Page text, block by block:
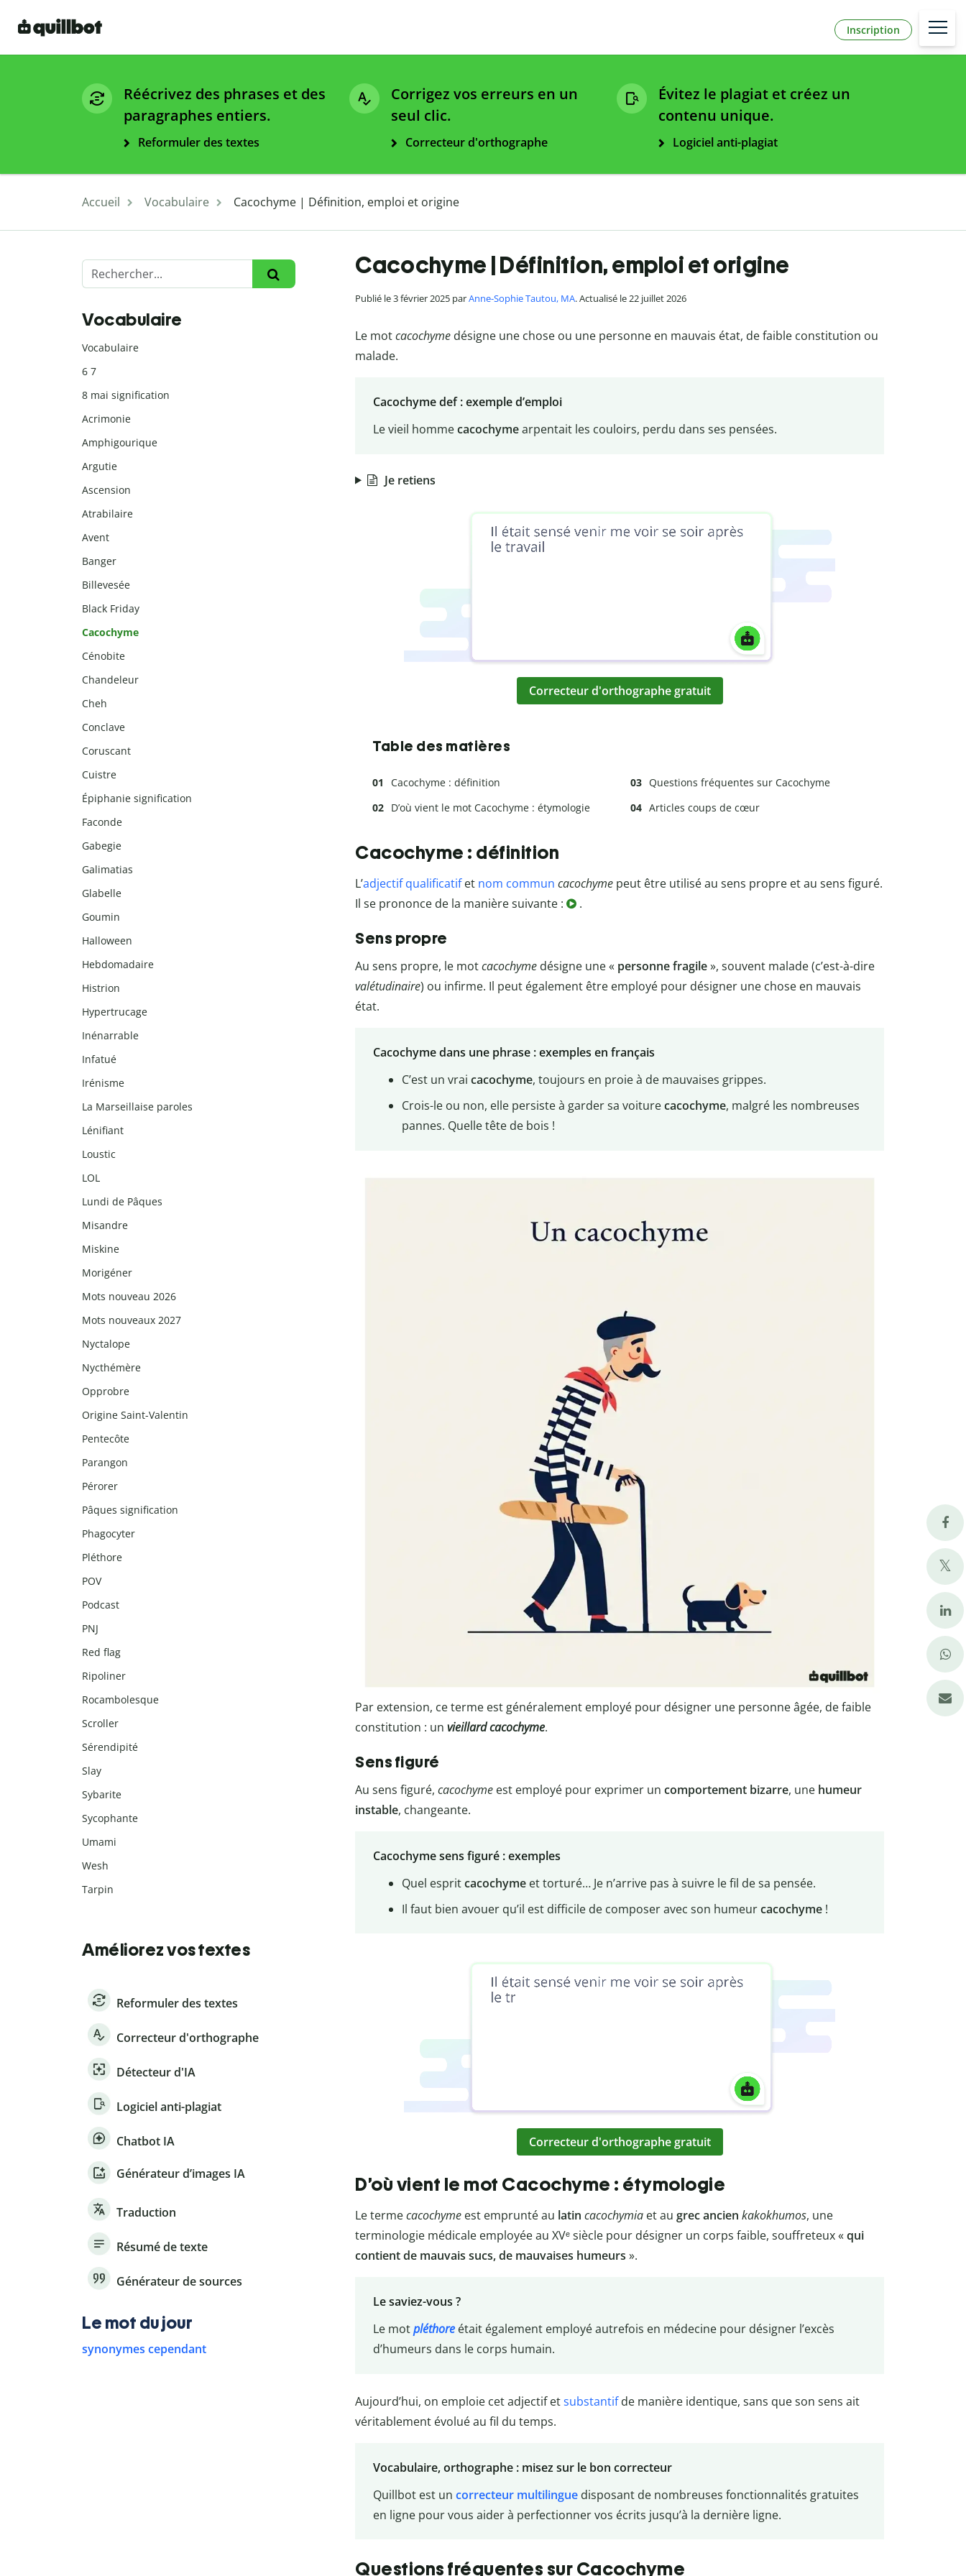
Inscription
Réécrivez des phrases et des
paragraphes entiers.
Reformuler des textes
Corrigez vos erreurs en un
seul clic.
Correcteur d'orthographe
Évitez le plagiat et créez un
contenu unique.
Logiciel anti-plagiat
Accueil Vocabulaire Cacochyme | Définition, emploi et origine
Cacochyme | Définition, emploi et origine
Publié le 3 février 2025 parAnne-Sophie Tautou, MA. Actualisé le 22 juillet 2026
Le motcacochyme désigne une chose ou une personne en mauvais état, de faible constitution ou
malade.
Cacochyme def : exemple d’emploi
Le vieil hommecacochymearpentait les couloirs, perdu dans ses pensées.
Je retiens
Correcteur d'orthographe gratuit
Table des matières
Cacochyme : définition
D’où vient le mot Cacochyme : étymologie
Questions fréquentes sur Cacochyme
Articles coups de cœur
Cacochyme : définition
L’adjectif qualificatifet nom commun cacochyme peut être utilisé au sens propre et au sens figuré.
Il se prononce de la manière suivante :
.
Sens propre
Au sens propre, le motcacochyme désigne une « personne fragile», souvent malade (c’est-à-dire
valétudinaire) ou infirme. Il peut également être employé pour désigner une chose en mauvais
état.
Cacochyme dans une phrase : exemples en français
C’est un vrai cacochyme, toujours en proie à de mauvaises grippes.
Crois-le ou non, elle persiste à garder sa voiturecacochyme, malgré les nombreuses
pannes. Quelle tête de bois !
Par extension, ce terme est généralement employé pour désigner une personne âgée, de faible
constitution : un vieillard cacochyme.
Sens figuré
Au sens figuré, cacochyme est employé pour exprimer un comportement bizarre, une humeur
instable, changeante.
Cacochyme sens figuré : exemples
Quel espritcacochymeet torturé… Je n’arrive pas à suivre le fil de sa pensée.
Il faut bien avouer qu’il est difficile de composer avec son humeurcacochyme!
Correcteur d'orthographe gratuit
D’où vient le mot Cacochyme : étymologie
Le termecacochyme est emprunté au latin cacochymia et au grec ancien kakokhumos, une
terminologie médicale employée au XVᵉ siècle pour désigner un corps faible, souffreteux «qui
contient de mauvais sucs, de mauvaises humeurs ».
Le saviez-vous ?
Le motpléthoreétait également employé autrefois en médecine pour désigner l’excès
d’humeurs dans le corps humain.
Aujourd’hui, on emploie cet adjectif etsubstantifde manière identique, sans que son sens ait
véritablement évolué au fil du temps.
Vocabulaire, orthographe : misez sur le bon correcteur
Quillbot est un correcteur multilinguedisposant de nombreuses fonctionnalités gratuites
en ligne pour vous aider à perfectionner vos écrits jusqu’à la dernière ligne.
Questions fréquentes sur Cacochyme
Vocabulaire
Vocabulaire
6 7
8 mai signification
Acrimonie
Amphigourique
Argutie
Ascension
Atrabilaire
Avent
Banger
Billevesée
Black Friday
Cacochyme
Cénobite
Chandeleur
Cheh
Conclave
Coruscant
Cuistre
Épiphanie signification
Faconde
Gabegie
Galimatias
Glabelle
Goumin
Halloween
Hebdomadaire
Histrion
Hypertrucage
Inénarrable
Infatué
Irénisme
La Marseillaise paroles
Lénifiant
Loustic
LOL
Lundi de Pâques
Misandre
Miskine
Morigéner
Mots nouveau 2026
Mots nouveaux 2027
Nyctalope
Nycthémère
Opprobre
Origine Saint-Valentin
Pentecôte
Parangon
Pérorer
Pâques signification
Phagocyter
Pléthore
POV
Podcast
PNJ
Red flag
Ripoliner
Rocambolesque
Scroller
Sérendipité
Slay
Sybarite
Sycophante
Umami
Wesh
Tarpin
Améliorez vos textes
Reformuler des textes
Correcteur d'orthographe
Détecteur d'IA
Logiciel anti-plagiat
Chatbot IA
Générateur d’images IA
Traduction
Résumé de texte
Générateur de sources
Le mot du jour
synonymes cependant